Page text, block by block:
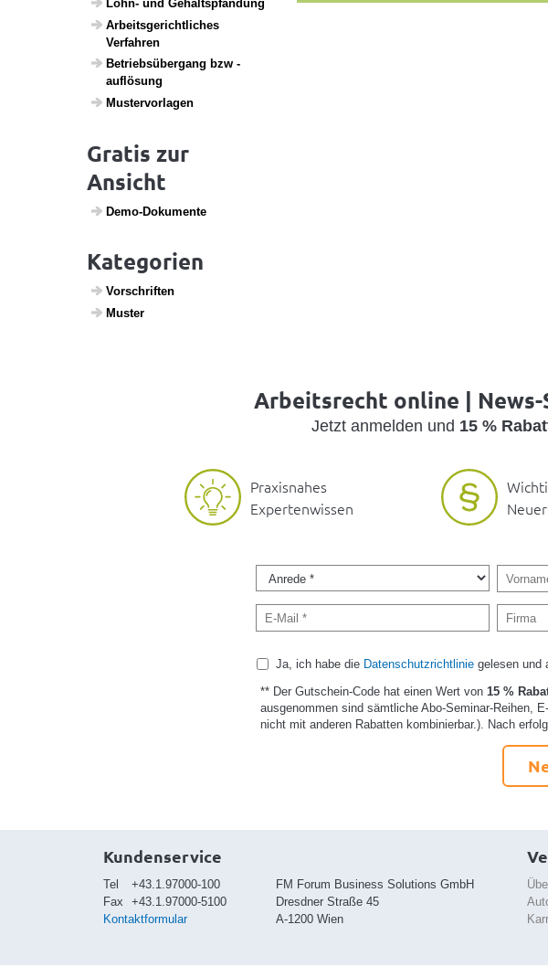
Lohn- und Gehalts­pfän­dung
Arbeits­ge­richt­li­ches
Verfahren
Betriebs­über­gang bzw -
auflö­sung
Muster­vor­lagen
Gratis zur
Ansicht
Demo-Doku­mente
Kategorien
Vorschriften
Muster
Arbeitsrecht online | News-
Jetzt anmelden und 15 %
Praxisnahes
Expertenwissen
Ja, ich habe die Datenschutzrichtliniegelesen und
** Der Gutschein-Code hat einen Wert von 15 %
ausgenommen sind sämtliche Abo-Seminar-Reihen,
nicht mit anderen Rabatten kombinierbar.). Nach
Kundenservice
Tel
+43.1.97000-100
Fax
+43.1.97000-5100
Kontaktformular
FM Forum Business Solutions GmbH
Dresdner Straße 45
A-1200 Wien